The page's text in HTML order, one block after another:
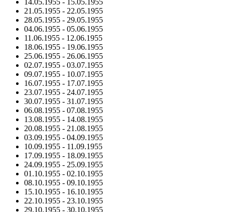
14.05.1955 - 15.05.1955
21.05.1955 - 22.05.1955
28.05.1955 - 29.05.1955
04.06.1955 - 05.06.1955
11.06.1955 - 12.06.1955
18.06.1955 - 19.06.1955
25.06.1955 - 26.06.1955
02.07.1955 - 03.07.1955
09.07.1955 - 10.07.1955
16.07.1955 - 17.07.1955
23.07.1955 - 24.07.1955
30.07.1955 - 31.07.1955
06.08.1955 - 07.08.1955
13.08.1955 - 14.08.1955
20.08.1955 - 21.08.1955
03.09.1955 - 04.09.1955
10.09.1955 - 11.09.1955
17.09.1955 - 18.09.1955
24.09.1955 - 25.09.1955
01.10.1955 - 02.10.1955
08.10.1955 - 09.10.1955
15.10.1955 - 16.10.1955
22.10.1955 - 23.10.1955
29.10.1955 - 30.10.1955